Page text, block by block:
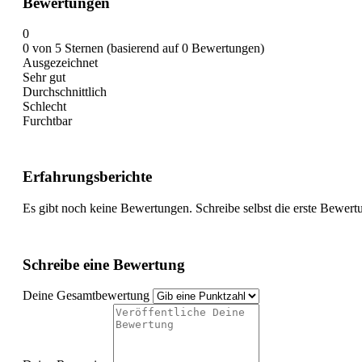
0
0 von 5 Sternen (basierend auf 0 Bewertungen)
Ausgezeichnet
Sehr gut
Durchschnittlich
Schlecht
Furchtbar
Erfahrungsberichte
Es gibt noch keine Bewertungen. Schreibe selbst die erste
Schreibe eine Bewertung
Deine Gesamtbewertung